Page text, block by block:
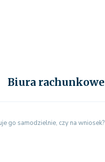
Biura rachunkowe
go samodzielnie, czy na wniosek?